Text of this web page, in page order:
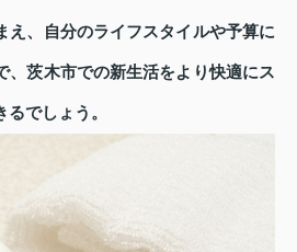
え、自分のライフスタイルや予算に
、茨木市での新生活をより快適にス
でしょう。